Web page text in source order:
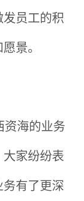
员工的积
景。
海的业务
家纷纷表
有了更深